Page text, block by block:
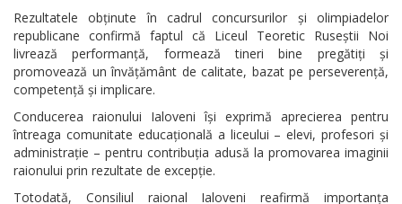
Rezultatele obținute în cadrul concursurilor și olimpiadelor
republicane confirmă faptul că Liceul Teoretic Ruseștii Noi
livrează performanță, formează tineri bine pregătiți și
promovează un învățământ de calitate, bazat pe perseverență,
competență și implicare.
Conducerea raionului Ialoveni își exprimă aprecierea pentru
întreaga comunitate educațională a liceului – elevi, profesori și
administrație – pentru contribuția adusă la promovarea imaginii
raionului prin rezultate de excepție.
Totodată, Consiliul raional Ialoveni reafirmă importanța